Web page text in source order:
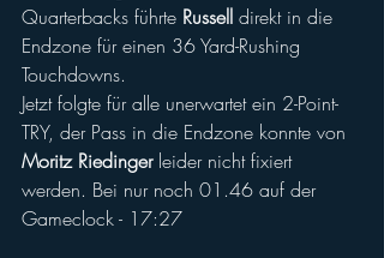
Quarterbacks führte Russell direkt in die
Endzone für einen 36 Yard-Rushing
Touchdowns.
Jetzt folgte für alle unerwartet ein 2-Point-
TRY, der Pass in die Endzone konnte von
Moritz Riedinger leider nicht fixiert
werden. Bei nur noch 01.46 auf der
Gameclock - 17:27